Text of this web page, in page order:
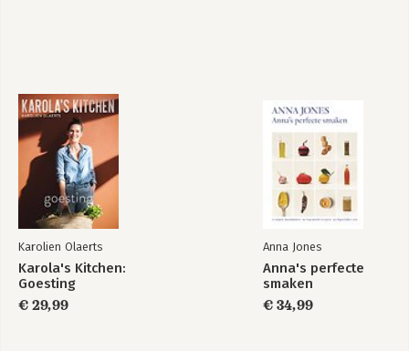
Karolien Olaerts
Karola's Kitchen:
Goesting
€ 29,99
Anna Jones
Anna's perfecte
smaken
€ 34,99